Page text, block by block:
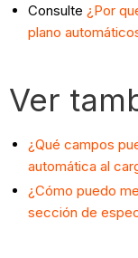
Consulte ¿Por
plano
Ver
¿Qué campos
automática al
¿Cómo puedo
sección de